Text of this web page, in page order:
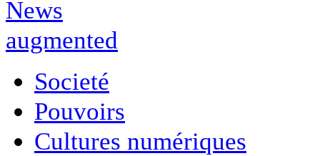
Societé
Pouvoirs
Cultures numériques